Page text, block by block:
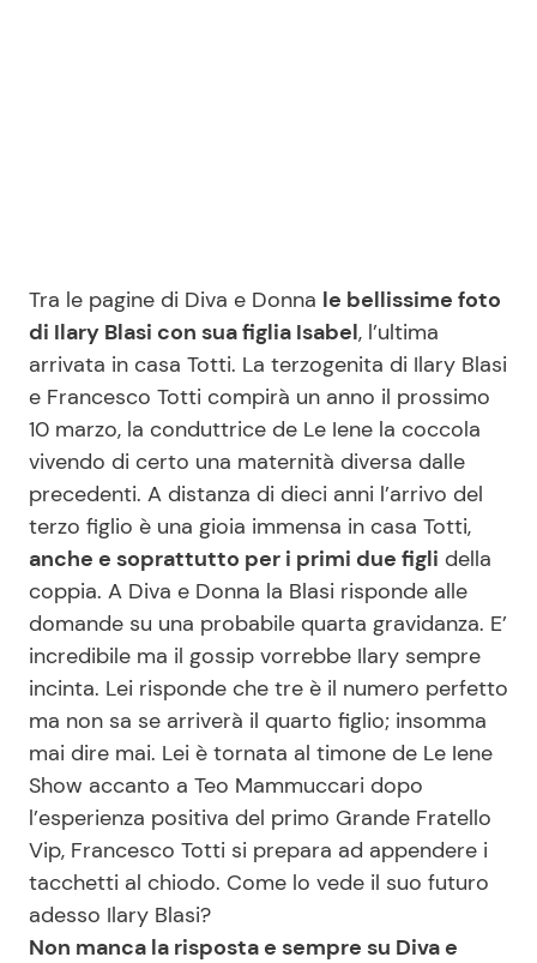
Salute
Viaggi e Turismo
Festività
Ricette Facili e Veloci
Ricette Feste
Ricette per Bambini
Seguici
Info
Chi siamo
Disclaimer e Privacy
Redazione
Contattaci
Pubblicità
Tra le pagine di Diva e Donna le bellissime foto
di Ilary Blasi con sua figlia Isabel, l’ultima
arrivata in casa Totti. La terzogenita di Ilary Blasi
e Francesco Totti compirà un anno il prossimo
10 marzo, la conduttrice de Le Iene la coccola
vivendo di certo una maternità diversa dalle
precedenti. A distanza di dieci anni l’arrivo del
terzo figlio è una gioia immensa in casa Totti,
anche e soprattutto per i primi due figli della
coppia. A Diva e Donna la Blasi risponde alle
domande su una probabile quarta gravidanza. E’
incredibile ma il gossip vorrebbe Ilary sempre
incinta. Lei risponde che tre è il numero perfetto
ma non sa se arriverà il quarto figlio; insomma
mai dire mai. Lei è tornata al timone de Le Iene
Show accanto a Teo Mammuccari dopo
l’esperienza positiva del primo Grande Fratello
Vip, Francesco Totti si prepara ad appendere i
tacchetti al chiodo. Come lo vede il suo futuro
adesso Ilary Blasi?
Non manca la risposta e sempre su Diva e